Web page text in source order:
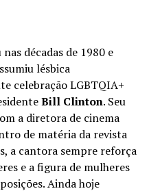
décadas de 1980 e
lésbica
celebração LGBTQIA+
Bill Clinton. Seu
a diretora de cinema
de matéria da revista
a cantora sempre reforça
e a figura de mulheres
Ainda hoje